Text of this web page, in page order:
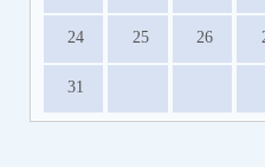
24 25 26
31